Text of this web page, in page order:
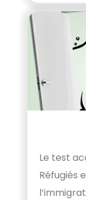
Le test
Réfugiés